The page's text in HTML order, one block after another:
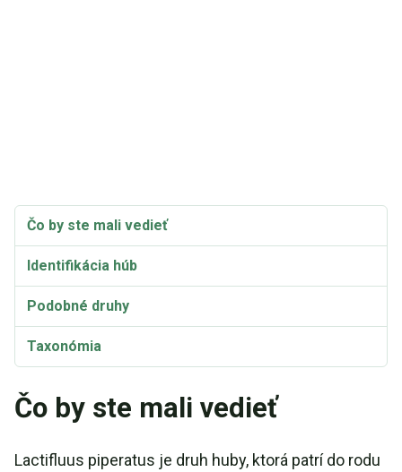
Čo by ste mali vedieť
Identifikácia húb
Podobné druhy
Taxonómia
Čo by ste mali vedieť
Lactifluus piperatus je druh huby, ktorá patrí do rodu